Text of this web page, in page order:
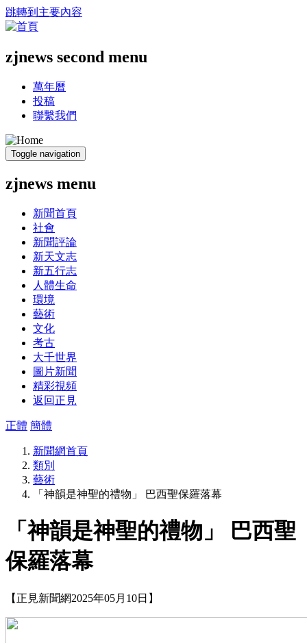
跳轉到主要內容
zjnews second menu
萬年曆
投稿
聯繫我們
Toggle navigation
zjnews menu
新聞首頁
社會
新聞評論
新天文志
新五行志
人體生命
環境
藝術
文化
考古
大千世界
圖片新聞
精彩視頻
返回正見
正體 簡體
新聞網首頁
類別
藝術
「神韻是神聖的禮物」 巴西聖保羅落幕
「神韻是神聖的禮物」 巴西聖
保羅落幕
【正見新聞網2025年05月10日】